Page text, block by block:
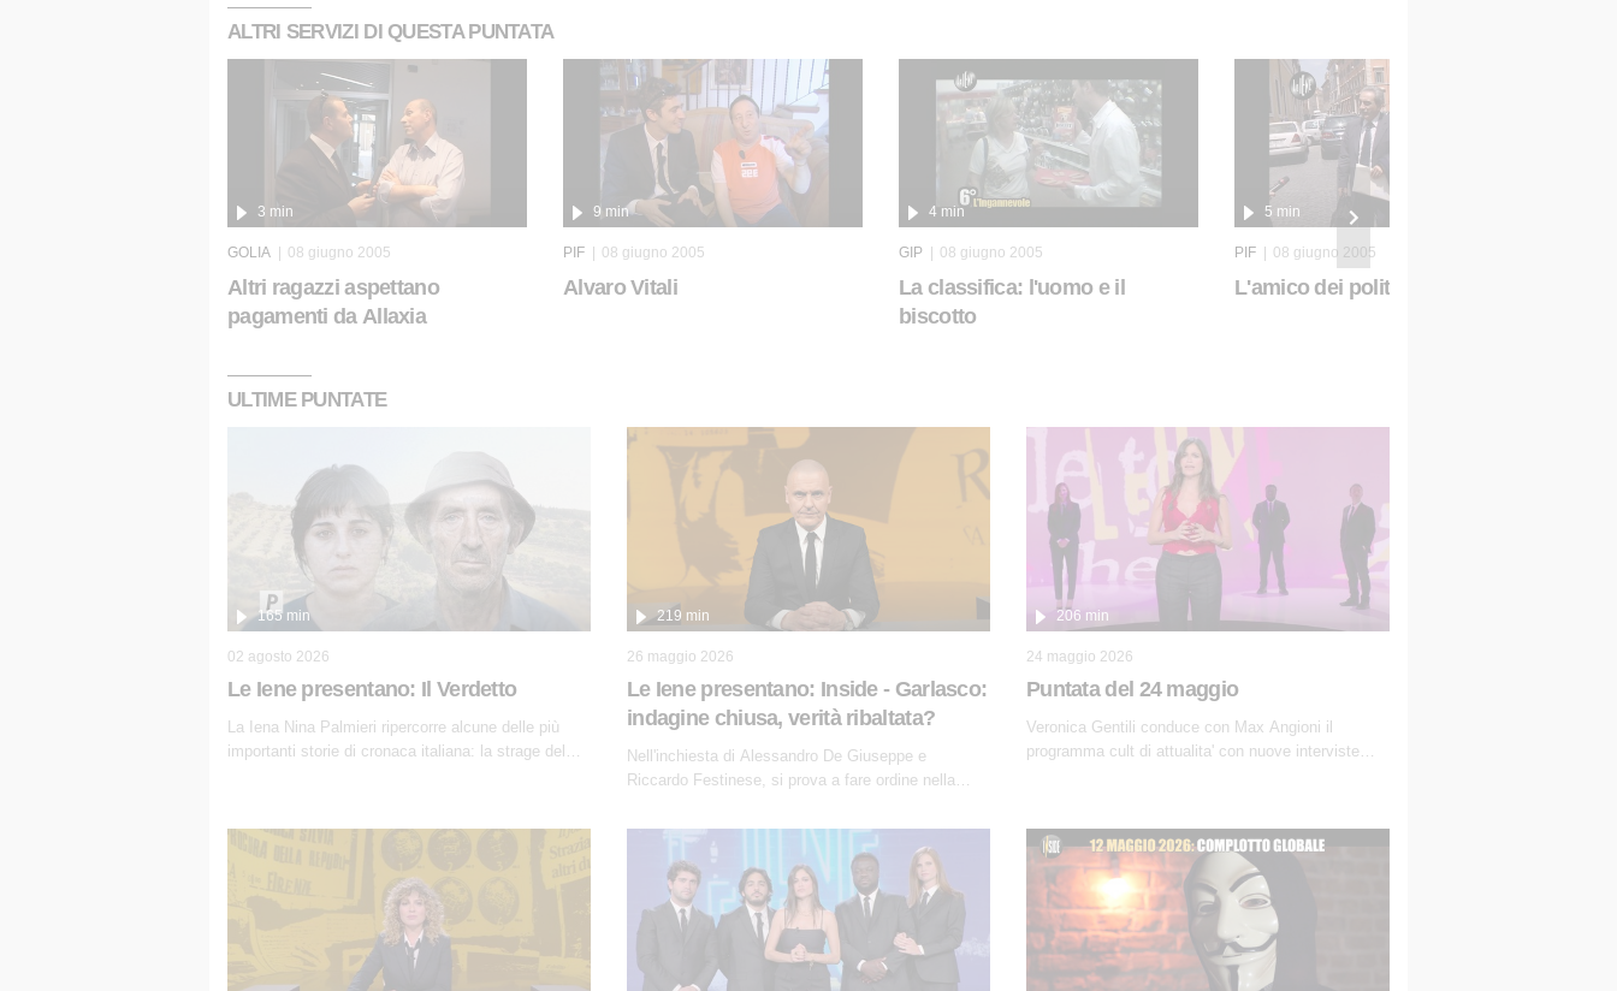
ALTRI SERVIZI DI QUESTA PUNTATA
Altri ragazzi aspettano
pagamenti da Allaxia
3 min
GOLIA 08 giugno 2005
Alvaro Vitali
9 min
PIF 08 giugno 2005
La classifica: l'uomo e il
biscotto
4 min
GIP 08 giugno 2005
L'amico dei politici
5 min
PIF 08 giugno 2005
ULTIME PUNTATE
Le Iene presentano: Il Verdetto
165 min
02 agosto 2026
La Iena Nina Palmieri ripercorre alcune delle più
importanti storie di cronaca italiana: la strage del
Le Iene presentano: Inside - Garlasco:
indagine chiusa, verità ribaltata?
219 min
26 maggio 2026
Nell'inchiesta di Alessandro De Giuseppe e
Riccardo Festinese, si prova a fare ordine nella
a emergere attorno a una delle vicende giudiziarie
più discusse degli ultimi anni. Lo speciale
ricostruisce la vicenda mettendo in fila
testimonianze, errori, dettagli controversi e i
protagonisti di un'indagine che sembra non avere
Puntata del 24 maggio
206 min
24 maggio 2026
Veronica Gentili conduce con Max Angioni il
programma cult di attualita' con nuove interviste